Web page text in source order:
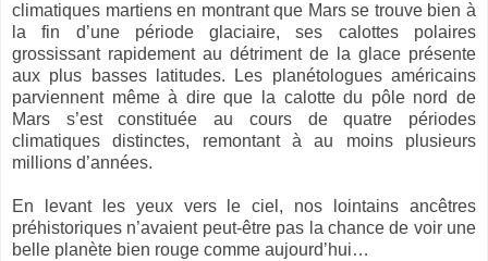
climatiques martiens en montrant que Mars se trouve bien à
la fin d’une période glaciaire, ses calottes polaires
grossissant rapidement au détriment de la glace présente
aux plus basses latitudes. Les planétologues américains
parviennent même à dire que la calotte du pôle nord de
Mars s’est constituée au cours de quatre périodes
climatiques distinctes, remontant à au moins plusieurs
millions d’années.
En levant les yeux vers le ciel, nos lointains ancêtres
préhistoriques n’avaient peut-être pas la chance de voir une
belle planète bien rouge comme aujourd’hui…